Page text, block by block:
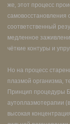
же, этот процесс
самовосстановления
соответственный
медленное
чёткие контуры и
Но на процесс
плазмой организма,
Принцип процедуры
аутоплазмотерапии
высокая